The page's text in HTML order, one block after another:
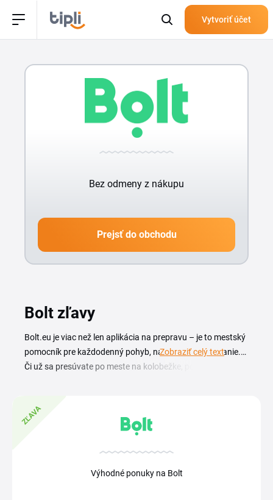
Vytvoriť účet
Bez odmeny z nákupu
Prejsť do obchodu
Bolt zľavy
Bolt.eu je viac než len aplikácia na prepravu – je to mestský
pomocník pre každodenný pohyb, nákupy aj doručovanie.
Či už sa presúvate po meste na kolobežke, potrebujete
sú šité na mieru aktuálnym potrebám a lokalite používateľa.
Čo však často poteší najviac, sú pravidelné
jazdy, bezplatné odomknutia kolobežiek alebo znížené ceny
za doručenie jedla.
Zobraziť celý text
ZĽAVA
Výhodné ponuky na Bolt